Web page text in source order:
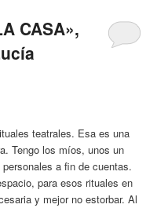
CASA»,
teatrales. Esa es una
Tengo los míos, unos un
a fin de cuentas.
para esos rituales en
y mejor no estorbar. Al